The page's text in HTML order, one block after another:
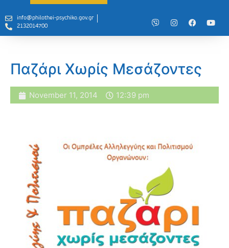
info@philothei-psychiko.gov.gr
2132014700
Παζάρι Χωρίς Μεσάζοντες
November 11, 2014 12:39 pm